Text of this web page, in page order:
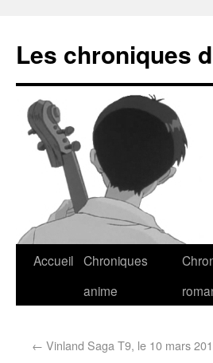
Les chroniques
Accueil Chroniques
anime
← Vinland Saga T9, le 10 mars